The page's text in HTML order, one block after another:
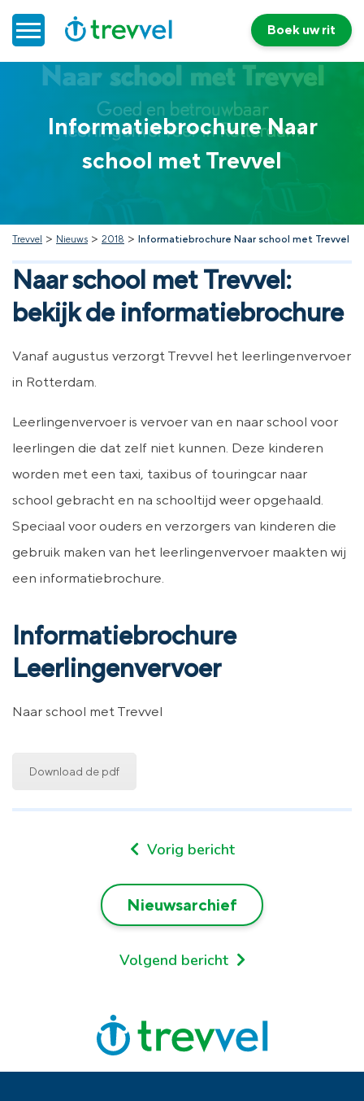
Doelgroepenvervoer
Nieuws
Contact
Boek uw rit
Informatiebrochure Naar
school met Trevvel
Trevvel > Nieuws > 2018 > Informatiebrochure Naar school met Trevvel
Naar school met Trevvel:
bekijk de informatiebrochure
Vanaf augustus verzorgt Trevvel het leerlingenvervoer
in Rotterdam.
Leerlingenvervoer is vervoer van en naar school voor
leerlingen die dat zelf niet kunnen. Deze kinderen
worden met een taxi, taxibus of touringcar naar
school gebracht en na schooltijd weer opgehaald.
Speciaal voor ouders en verzorgers van kinderen die
gebruik maken van het leerlingenvervoer maakten wij
een informatiebrochure.
Informatiebrochure
Leerlingenvervoer
Naar school met Trevvel
Download de pdf
Vorig bericht
Nieuwsarchief
Volgend bericht